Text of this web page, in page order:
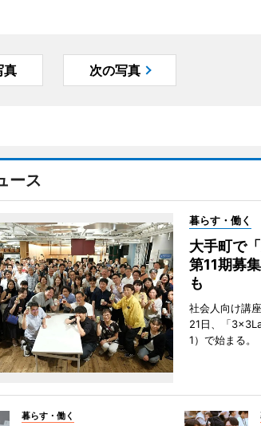
真 次の写真
ース
暮らす・働く
大手町で
第11期募
も
社会人向け講
21日、「
1）で始まる。
暮らす・働く